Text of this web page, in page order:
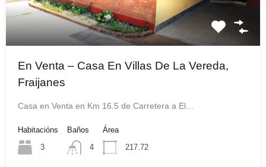
En Venta – Casa En Villas De La Vereda,
Fraijanes
Casa en Venta en Km 16.5 de Carretera a El…
Habitacións
3
Baños
4
Área
217.72